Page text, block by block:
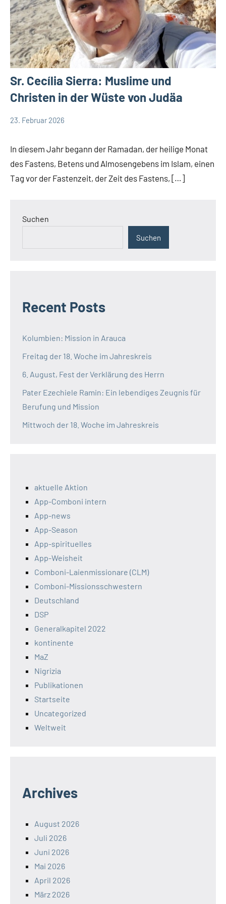
Sr. Cecília Sierra: Muslime und
Christen in der Wüste von Judäa
23. Februar 2026
In diesem Jahr begann der Ramadan, der heilige Monat
des Fastens, Betens und Almosengebens im Islam, einen
Tag vor der Fastenzeit, der Zeit des Fastens, […]
Suchen
Suchen
Recent Posts
Kolumbien: Mission in Arauca
Freitag der 18. Woche im Jahreskreis
6. August, Fest der Verklärung des Herrn
Pater Ezechiele Ramin: Ein lebendiges Zeugnis für
Berufung und Mission
Mittwoch der 18. Woche im Jahreskreis
aktuelle Aktion
App-Comboni intern
App-news
App-Season
App-spirituelles
App-Weisheit
Comboni-Laienmissionare (CLM)
Comboni-Missionsschwestern
Deutschland
DSP
Generalkapitel 2022
kontinente
MaZ
Nigrizia
Publikationen
Startseite
Uncategorized
Weltweit
Archives
August 2026
Juli 2026
Juni 2026
Mai 2026
April 2026
März 2026